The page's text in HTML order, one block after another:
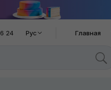
24 Рус Главная